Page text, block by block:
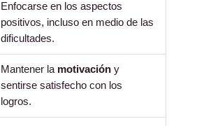
Enfocarse en los aspectos
positivos, incluso en medio de las
dificultades.
Mantener la motivacióny
sentirse satisfecho con los
logros.